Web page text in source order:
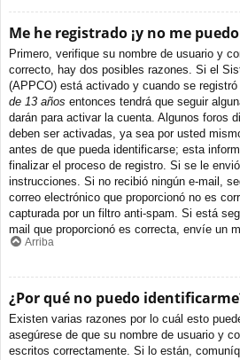
Me he registrado ¡y no me
Primero, verifique su nombre de usuario y
correcto, hay dos posibles razones. Si el
(APPCO) está activado y cuando se
de 13 años entonces tendrá que seguir
darán para activar la cuenta. Algunos foros
deben ser activadas, ya sea por usted
antes de que pueda identificarse; esta
finalizar el proceso de registro. Si se le
instrucciones. Si no recibió ningún e-mail,
correo electrónico que proporcionó no es
capturada por un filtro anti-spam. Si está
mail que proporcionó es correcta, envíe un
Arriba
¿Por qué no puedo
Existen varias razones por lo cuál esto
asegúrese de que su nombre de usuario y
escritos correctamente. Si lo están,